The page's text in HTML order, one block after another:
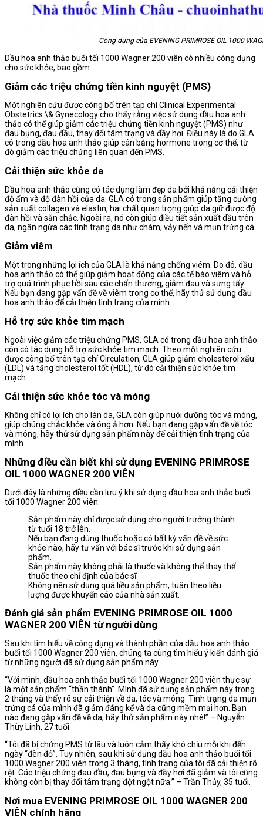
Công dụng của EVENING PRIMROSE OIL 1000
Dầu hoa anh thảo buổi tối 1000 Wagner 200 viên có nhiều công dụng
cho sức khỏe, bao gồm:
Giảm các triệu chứng tiền kinh nguyệt (PMS)
Một nghiên cứu được công bố trên tạp chí Clinical Experimental
Obstetrics \& Gynecology cho thấy rằng việc sử dụng dầu hoa anh
thảo có thể giúp giảm các triệu chứng tiền kinh nguyệt (PMS) như
đau bụng, đau đầu, thay đổi tâm trạng và đầy hơi. Điều này là do GLA
có trong dầu hoa anh thảo giúp cân bằng hormone trong cơ thể, từ
đó giảm các triệu chứng liên quan đến PMS.
Cải thiện sức khỏe da
Dầu hoa anh thảo cũng có tác dụng làm đẹp da bởi khả năng cải thiện
độ ẩm và độ đàn hồi của da. GLA có trong sản phẩm giúp tăng cường
sản xuất collagen và elastin, hai chất quan trọng giúp da giữ được độ
đàn hồi và săn chắc. Ngoài ra, nó còn giúp điều tiết sản xuất dầu trên
da, ngăn ngừa các tình trạng da như chàm, vảy nến và mụn trứng cá.
Giảm viêm
Một trong những lợi ích của GLA là khả năng chống viêm. Do đó, dầu
hoa anh thảo có thể giúp giảm hoạt động của các tế bào viêm và hỗ
trợ quá trình phục hồi sau các chấn thương, giảm đau và sưng tấy.
Nếu bạn đang gặp vấn đề về viêm trong cơ thể, hãy thử sử dụng dầu
hoa anh thảo để cải thiện tình trạng của mình.
Hỗ trợ sức khỏe tim mạch
Ngoài việc giảm các triệu chứng PMS, GLA có trong dầu hoa anh thảo
còn có tác dụng hỗ trợ sức khỏe tim mạch. Theo một nghiên cứu
được công bố trên tạp chí Circulation, GLA giúp giảm cholesterol xấu
(LDL) và tăng cholesterol tốt (HDL), từ đó cải thiện sức khỏe tim
mạch.
Cải thiện sức khỏe tóc và móng
Không chỉ có lợi ích cho làn da, GLA còn giúp nuôi dưỡng tóc và móng,
giúp chúng chắc khỏe và óng ả hơn. Nếu bạn đang gặp vấn đề về tóc
và móng, hãy thử sử dụng sản phẩm này để cải thiện tình trạng của
mình.
Những điều cần biết khi sử dụng EVENING PRIMROSE
OIL 1000 WAGNER 200 VIÊN
Dưới đây là những điều cần lưu ý khi sử dụng dầu hoa anh thảo buổi
tối 1000 Wagner 200 viên:
Sản phẩm này chỉ được sử dụng cho người trưởng thành
từ tuổi 18 trở lên.
Nếu bạn đang dùng thuốc hoặc có bất kỳ vấn đề về sức
khỏe nào, hãy tư vấn với bác sĩ trước khi sử dụng sản
phẩm.
Sản phẩm này không phải là thuốc và không thể thay thế
thuốc theo chỉ định của bác sĩ.
Không nên sử dụng quá liều sản phẩm, tuân theo liều
lượng được khuyến cáo của nhà sản xuất.
Đánh giá sản phẩm EVENING PRIMROSE OIL 1000
WAGNER 200 VIÊN từ người dùng
Sau khi tìm hiểu về công dụng và thành phần của dầu hoa anh thảo
buổi tối 1000 Wagner 200 viên, chúng ta cùng tìm hiểu ý kiến đánh giá
từ những người đã sử dụng sản phẩm này.
“Với mình, dầu hoa anh thảo buổi tối 1000 Wagner 200 viên thực sự
là một sản phẩm “thần thánh”. Mình đã sử dụng sản phẩm này trong
2 tháng và thấy rõ sự cải thiện về da, tóc và móng. Tình trạng da mụn
trứng cá của mình đã giảm đáng kể và da cũng mềm mại hơn. Bạn
nào đang gặp vấn đề về da, hãy thử sản phẩm này nhé!” – Nguyễn
Thùy Linh, 27 tuổi.
“Tôi đã bị chứng PMS từ lâu và luôn cảm thấy khó chịu mỗi khi đến
ngày “đèn đỏ”. Tuy nhiên, sau khi sử dụng dầu hoa anh thảo buổi tối
1000 Wagner 200 viên trong 3 tháng, tình trạng của tôi đã cải thiện rõ
rệt. Các triệu chứng đau đầu, đau bụng và đầy hơi đã giảm và tôi cũng
không còn bị thay đổi tâm trạng đột ngột nữa.” – Trần Thủy, 35 tuổi.
Nơi mua EVENING PRIMROSE OIL 1000 WAGNER 200
VIÊN chính hãng